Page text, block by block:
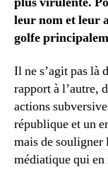
leur nom et leur
golfe
Il ne s’agit pas là
rapport à l’autre,
actions
république et un
mais de
médiatique qui en